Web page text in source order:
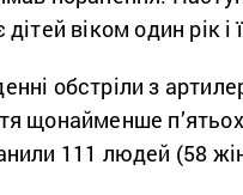
дітей віком один рік і
обстріли з
щонайменше п’ятьох
111 людей (58